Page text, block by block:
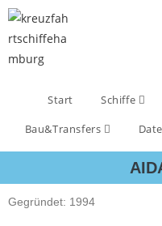
Start Schiffe
Bau&Transfers
Gegründet: 1994